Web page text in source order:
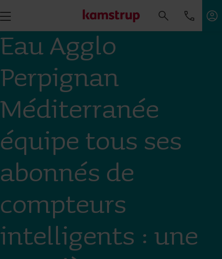
Eau Agglo
Perpignan
Méditerranée
équipe tous ses
abonnés de
compteurs
intelligents : une